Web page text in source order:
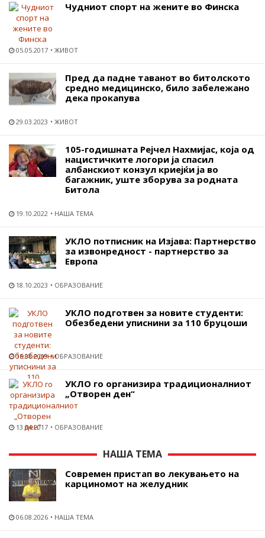
Чудниот спорт на жените во Финска
05.05.2017 ЖИВОТ
Пред да падне таванот во битолското
средно медицинско, било забележано
дека прокапува
29.03.2023 ЖИВОТ
105-годишната Рејчел Нахмијас, која од
нацистичките логори ја спасил
албанскиот конзул криејќи ја во
багажник, уште зборува за родната
Битола
19.10.2022 НАША ТЕМА
УКЛО потписник на Изјава: Партнерство
за извонредност - партнерство за
Европа
18.10.2023 ОБРАЗОВАНИЕ
УКЛО подготвен за новите студенти:
Обезбедени уписнини за 110 бруцоши
15.08.2019 ОБРАЗОВАНИЕ
УКЛО го организира традиционалниот
„Отворен ден“
13.04.2017 ОБРАЗОВАНИЕ
НАША ТЕМА
Современ пристап во лекувањето на
карциномот на желудник
06.08.2026 НАША ТЕМА